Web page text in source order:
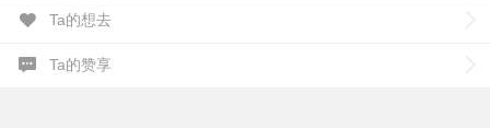
Ta的想去
Ta的赞享